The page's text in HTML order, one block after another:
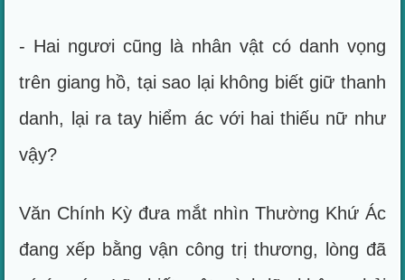
- Hai ngươi cũng là nhân vật có danh vọng
trên giang hồ, tại sao lại không biết giữ thanh
danh, lại ra tay hiểm ác với hai thiếu nữ như
vậy?
Văn Chính Kỳ đưa mắt nhìn Thường Khứ Ác
đang xếp bằng vận công trị thương, lòng đã